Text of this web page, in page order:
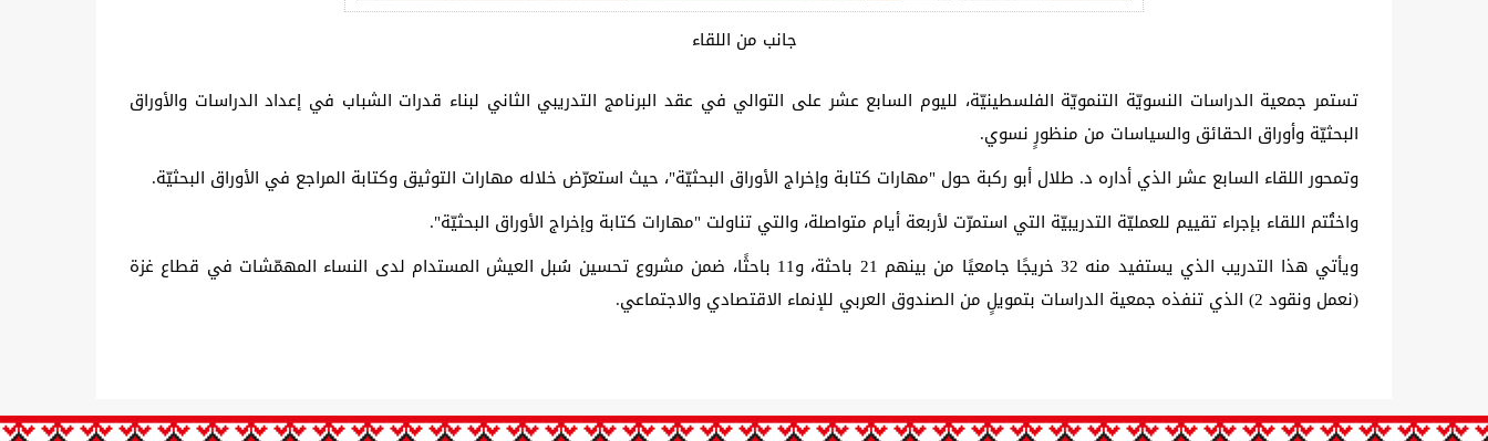
جانب من اللقاء
تستمر جمعية الدراسات النسويّة التنمويّة الفلسطينيّة، لليوم السابع عشر على التوالي في عقد البرنامج التدريبي الثاني لبناء قدرات الشباب في إعداد الدراسات والأوراق
البحثيّة وأوراق الحقائق والسياسات من منظورٍ نسوي.
وتمحور اللقاء السابع عشر الذي أداره د. طلال أبو ركبة حول "مهارات كتابة وإخراج الأوراق البحثيّة"، حيث استعرّض خلاله مهارات التوثيق وكتابة المراجع في الأوراق البحثيّة.
واختُتم اللقاء بإجراء تقييم للعمليّة التدريبيّة التي استمرّت لأربعة أيام متواصلة، والتي تناولت "مهارات كتابة وإخراج الأوراق البحثيّة".
ويأتي هذا التدريب الذي يستفيد منه 32 خريجًا جامعيًا من بينهم 21 باحثة، و11 باحثًا، ضمن مشروع تحسين سُبل العيش المستدام لدى النساء المهمّشات في قطاع غزة
(نعمل ونقود 2) الذي تنفذه جمعية الدراسات بتمويلٍ من الصندوق العربي للإنماء الاقتصادي والاجتماعي.